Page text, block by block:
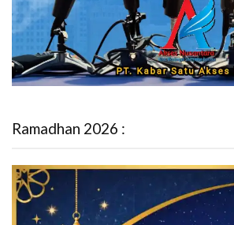
Ramadhan 2026 :